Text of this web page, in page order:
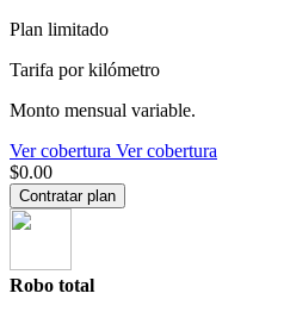
Plan limitado
Tarifa por kilómetro
Monto mensual variable.
Ver cobertura Ver cobertura
$0.00
Contratar plan
Robo total